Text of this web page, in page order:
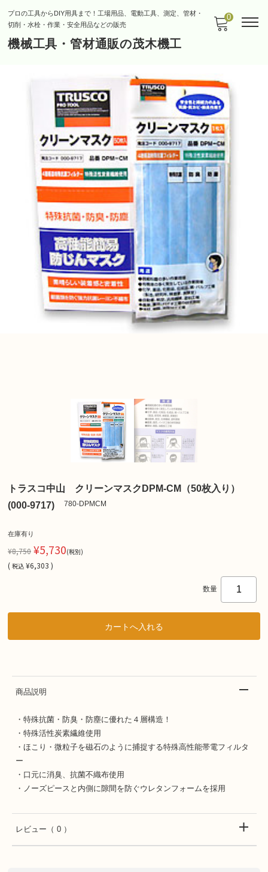
プロの工具からDIY用具まで！工場用品、電動工具、測定、管材・
切削・水栓・作業・安全用品などの販売
機械工具・管材通販の茂木機工
0
トラスコ中山 クリーンマスクDPM-CM（50枚入り）
(000-9717)
780-DPMCM
在庫有り
¥8,750 ¥5,730(税別)
( 税込 ¥6,303 )
数量
商品説明
・特殊抗菌・防臭・防塵に優れた４層構造！
・特殊活性炭素繊維使用
・ほこり・微粒子を磁石のように捕捉する特殊高性能帯電フィルタ
ー
・口元に消臭、抗菌不織布使用
・ノーズピースと内側に隙間を防ぐウレタンフォームを採用
レビュー （ 0 ）